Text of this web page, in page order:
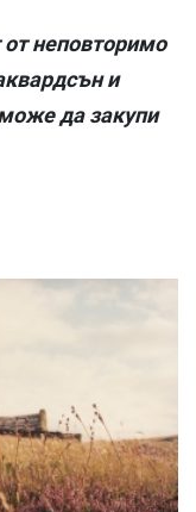
от неповторимо
и
да закупи